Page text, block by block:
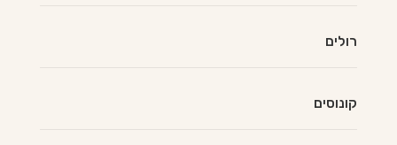
רולים
קונוסים